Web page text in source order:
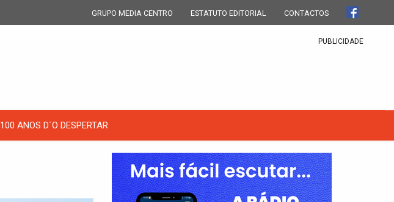
GRUPO MEDIA CENTRO ESTATUTO EDITORIAL CONTACTOS
PUBLICIDADE
100 ANOS D´O DESPERTAR